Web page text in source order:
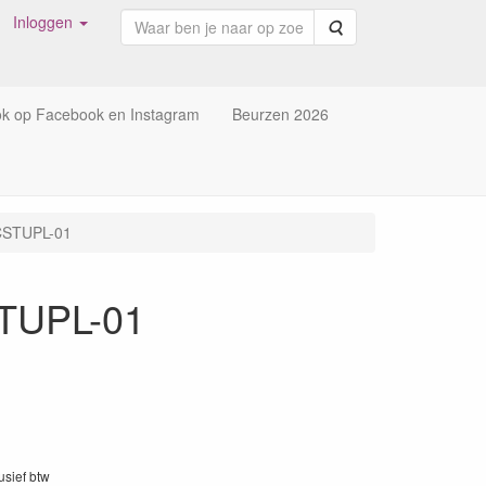
Inloggen Zoeken
op Facebook en Instagram Beurzen 2026
01
01
btw